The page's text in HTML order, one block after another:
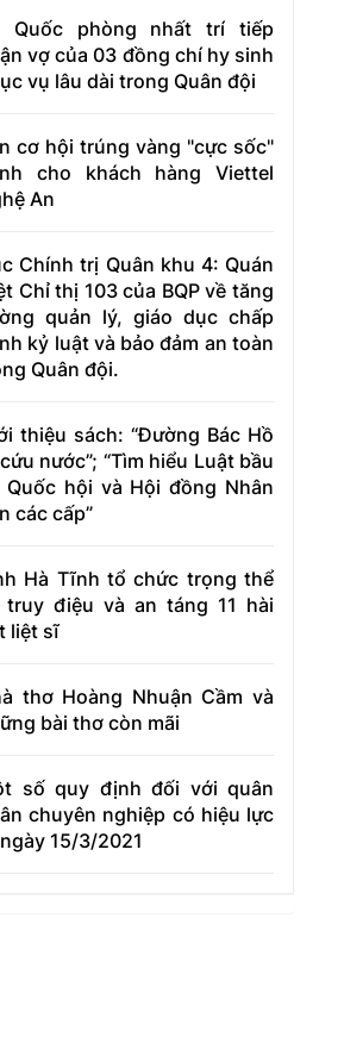
Quốc phòng nhất trí tiếp
vợ của 03 đồng chí hy sinh
vụ lâu dài trong Quân đội
cơ hội trúng vàng "cực sốc"
cho khách hàng Viettel
An
Chính trị Quân khu 4: Quán
Chỉ thị 103 của BQP về tăng
quản lý, giáo dục chấp
kỷ luật và bảo đảm an toàn
Quân đội.
thiệu sách: “Đường Bác Hồ
nước”; “Tìm hiểu Luật bầu
Quốc hội và Hội đồng Nhân
các cấp”
Hà Tĩnh tổ chức trọng thể
truy điệu và an táng 11 hài
liệt sĩ
thơ Hoàng Nhuận Cầm và
bài thơ còn mãi
số quy định đối với quân
chuyên nghiệp có hiệu lực
15/3/2021